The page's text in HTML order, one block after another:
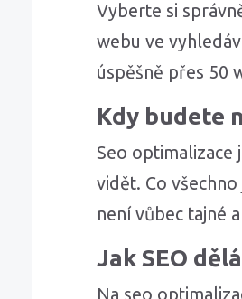
Vyberte si
webu ve
úspěšně přes 50
Kdy budete
Seo
vidět. Co
není vůbec tajné
Jak SEO
Na seo